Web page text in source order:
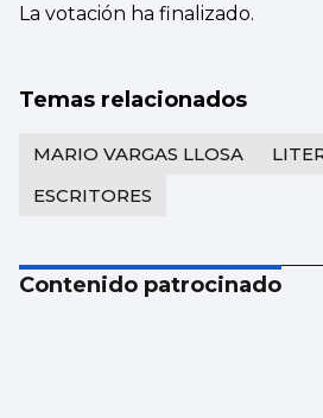
La votación ha finalizado.
Temas relacionados
MARIO VARGAS LLOSA
ESCRITORES
Contenido patrocinado